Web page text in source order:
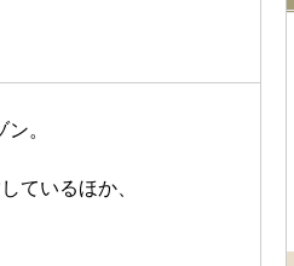
。
ているほか、